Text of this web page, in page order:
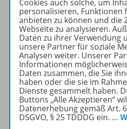
für
Jetzt
ZU DEN
Cookies auch solche, um
personalisieren, Funktionen
anbieten zu können und die
Webseite zu analysieren.
Daten zu ihrer Verwendung
unsere Partner für soziale
Analysen weiter. Unserer
Informationen
Daten zusammen, die Sie
haben oder die sie im
Dienste gesammelt haben.
Buttons „Alle Akzeptieren“
Datenerhebung gemäß Art. 6
DSGVO, § 25 TDDDG ein. …